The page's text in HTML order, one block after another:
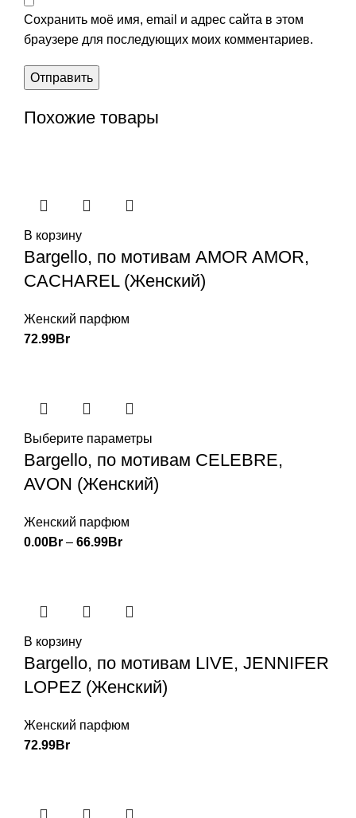
Сохранить моё имя, email и адрес сайта в этом
браузере для последующих моих комментариев.
Похожие товары
В корзину
Bargello, по мотивам AMOR AMOR,
CACHAREL (Женский)
Женский парфюм
72.99Br
Выберите параметры
Bargello, по мотивам CELEBRE,
AVON (Женский)
Женский парфюм
0.00Br – 66.99Br
В корзину
Bargello, по мотивам LIVE, JENNIFER
LOPEZ (Женский)
Женский парфюм
72.99Br